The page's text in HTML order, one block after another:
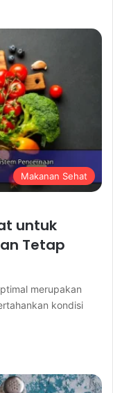
Makanan Sehat
untuk
Tetap
merupakan
kondisi